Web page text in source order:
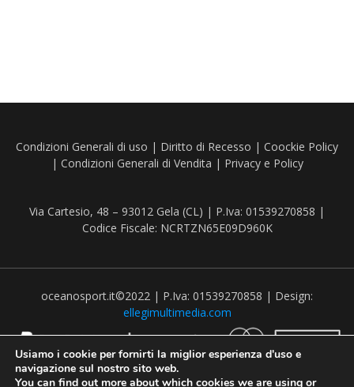
Condizioni Generali di uso | Diritto di Recesso | Coockie Policy
| Condizioni Generali di Vendita | Privacy e Policy
Via Cartesio, 48 – 93012 Gela (CL) | P.Iva: 01539270858 |
Codice Fiscale: NCRTZN65E09D960K
oceanosport.it©2022 | P.Iva: 01539270858 | Design:
ellegimultimedia.com
Usiamo i cookie per fornirti la miglior esperienza d'uso e
navigazione sul nostro sito web.
You can find out more about which cookies we are using or